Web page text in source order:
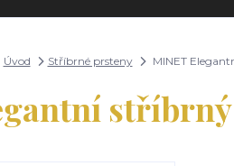
Úvod Stříbrné prsteny MINET